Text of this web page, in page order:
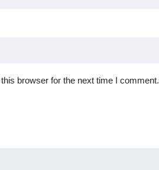
browser for the next time I comment.